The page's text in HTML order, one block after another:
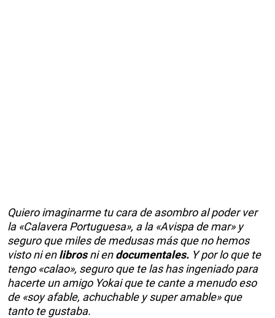
Quiero imaginarme tu cara de asombro al poder ver
la «Calavera Portuguesa», a la «Avispa de mar» y
seguro que miles de medusas más que no hemos
visto ni enlibrosni endocumentales. Y por lo que te
tengo «calao», seguro que te las has ingeniado para
hacerte un amigo Yokai que te cante a menudo eso
de «soy afable, achuchable y super amable» que
tanto te gustaba.